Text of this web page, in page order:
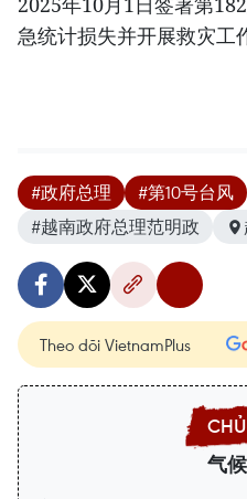
急统计损失并开展救灾工
#政府总理 #第10号台风
#越南政府总理范明政
Theo dõi VietnamPlus
气